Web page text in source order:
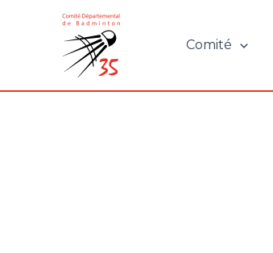
Comité